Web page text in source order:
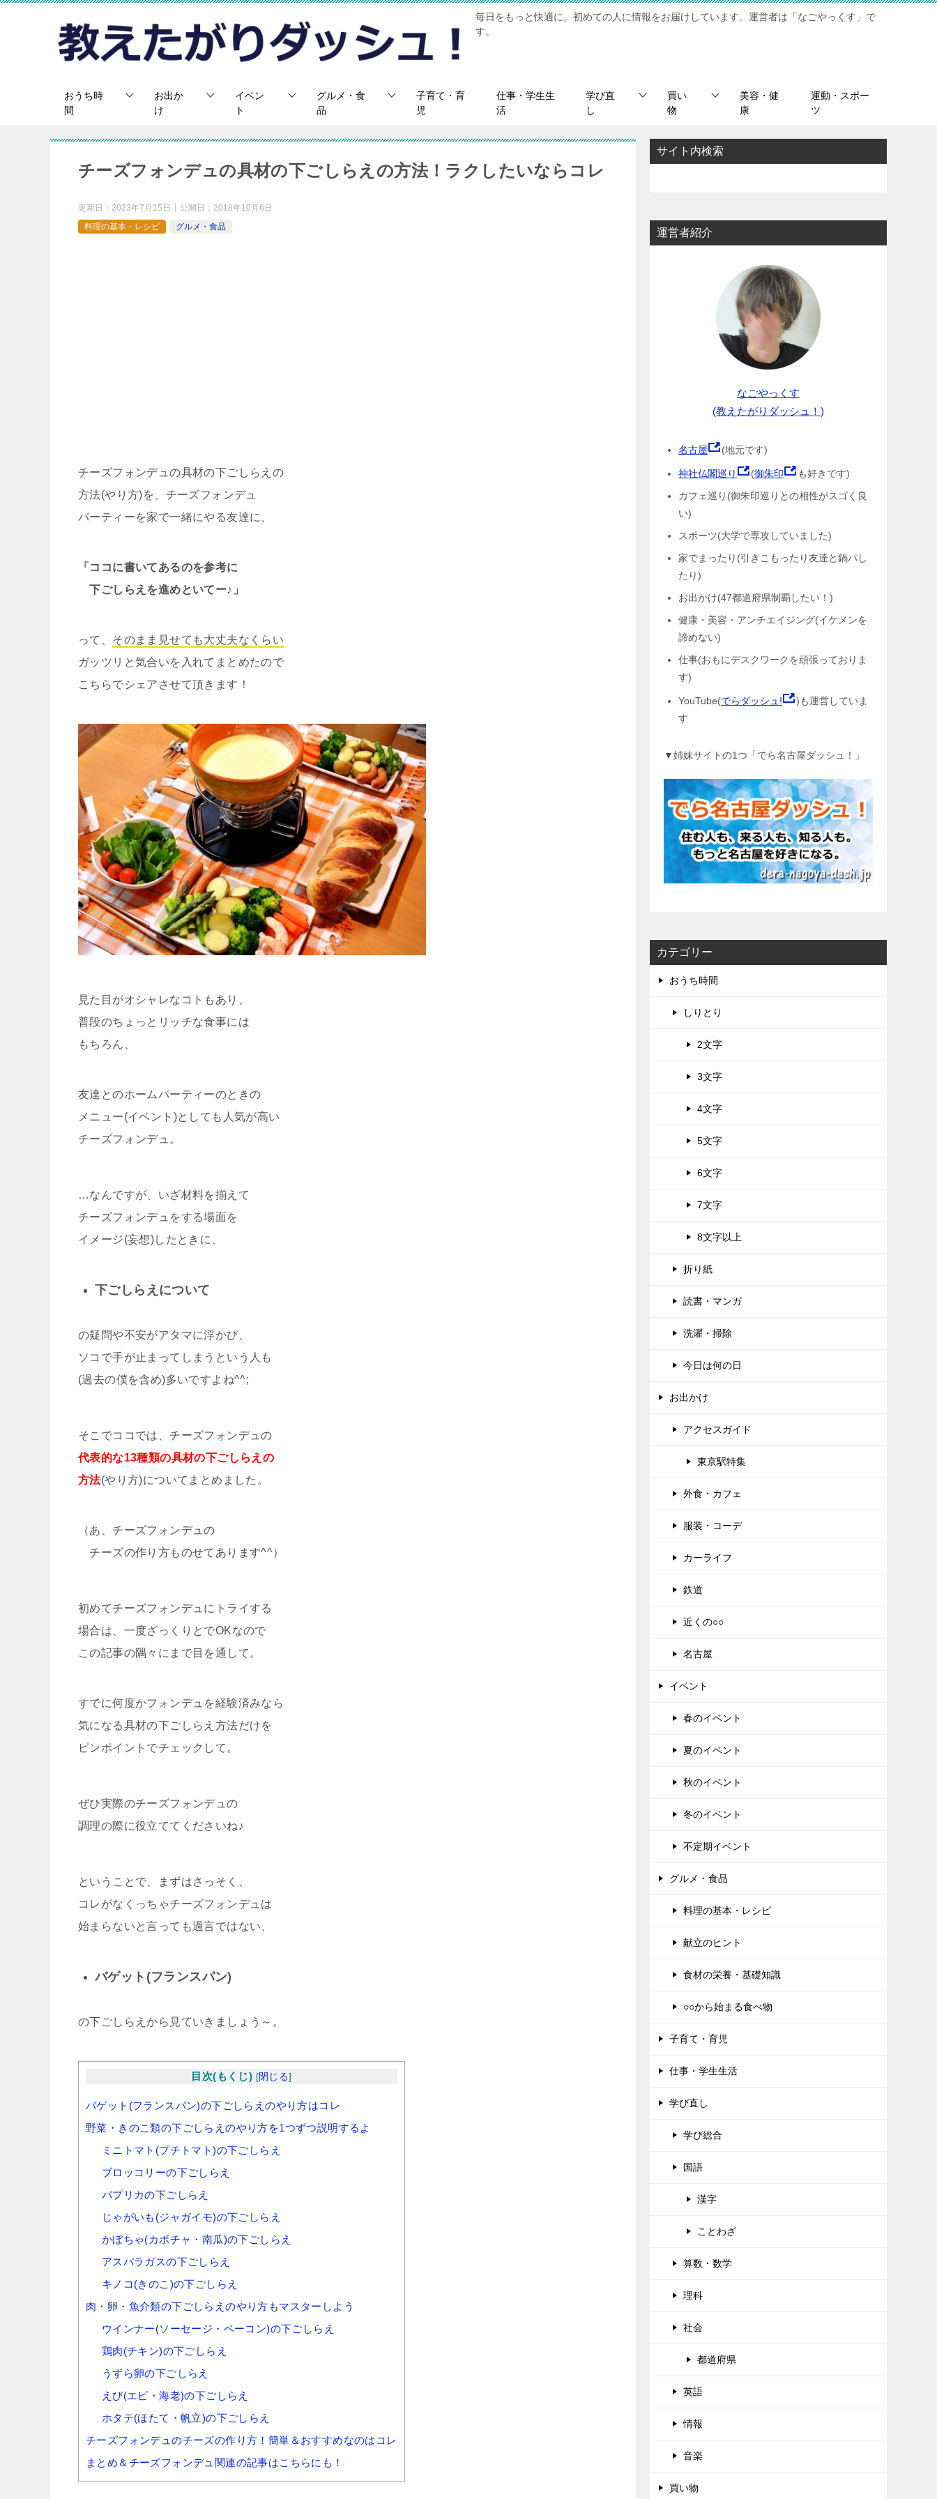
毎日をもっと快適に。初めての人に情報をお届けしています。運営者は「なごやっくす」で
す。
おうち時
間
お出か
け
イベン
ト
グルメ・食
品
子育て・育
児
仕事・学生生
活
学び直
し
買い
物
美容・健
康
運動・スポー
ツ
チーズフォンデュの具材の下ごしらえの方法！ラクしたいならコレ
更新日： 2023年7月15日 公開日： 2018年10月6日
料理の基本・レシピ
グルメ・食品
チーズフォンデュの具材の下ごしらえの
方法(やり方)を、チーズフォンデュ
パーティーを家で一緒にやる友達に、
「ココに書いてあるのを参考に
下ごしらえを進めといてー♪」
って、 そのまま見せても大丈夫なくらい
ガッツリと気合いを入れてまとめたので
こちらでシェアさせて頂きます！
見た目がオシャレなコトもあり、
普段のちょっとリッチな食事には
もちろん、
友達とのホームパーティーのときの
メニュー(イベント)としても人気が高い
チーズフォンデュ。
…なんですが、いざ材料を揃えて
チーズフォンデュをする場面を
イメージ(妄想)したときに、
下ごしらえについて
の疑問や不安がアタマに浮かび、
ソコで手が止まってしまうという人も
(過去の僕を含め)多いですよね^^;
そこでココでは、チーズフォンデュの
代表的な13種類の具材の下ごしらえの
方法(やり方)についてまとめました。
（あ、チーズフォンデュの
チーズの作り方ものせてあります^^）
初めてチーズフォンデュにトライする
場合は、一度ざっくりとでOKなので
この記事の隅々にまで目を通して。
すでに何度かフォンデュを経験済みなら
気になる具材の下ごしらえ方法だけを
ピンポイントでチェックして。
ぜひ実際のチーズフォンデュの
調理の際に役立ててくださいね♪
ということで、まずはさっそく、
コレがなくっちゃチーズフォンデュは
始まらないと言っても過言ではない、
バゲット(フランスパン)
の下ごしらえから見ていきましょう～。
目次(もくじ) [閉じる]
バゲット(フランスパン)の下ごしらえのやり方はコレ
野菜・きのこ類の下ごしらえのやり方を1つずつ説明するよ
ミニトマト(プチトマト)の下ごしらえ
ブロッコリーの下ごしらえ
パプリカの下ごしらえ
じゃがいも(ジャガイモ)の下ごしらえ
かぼちゃ(カボチャ・南瓜)の下ごしらえ
アスパラガスの下ごしらえ
キノコ(きのこ)の下ごしらえ
肉・卵・魚介類の下ごしらえのやり方もマスターしよう
ウインナー(ソーセージ・ベーコン)の下ごしらえ
鶏肉(チキン)の下ごしらえ
うずら卵の下ごしらえ
えび(エビ・海老)の下ごしらえ
ホタテ(ほたて・帆立)の下ごしらえ
チーズフォンデュのチーズの作り方！簡単＆おすすめなのはコレ
まとめ＆チーズフォンデュ関連の記事はこちらにも！
サイト内検索
運営者紹介
なごやっくす
(教えたがりダッシュ！)
名古屋 (地元です)
神社仏閣巡り (御朱印
も好きです)
カフェ巡り(御朱印巡りとの相性がスゴく良
い)
スポーツ(大学で専攻していました)
家でまったり(引きこもったり友達と鍋パし
たり)
お出かけ(47都道府県制覇したい！)
健康・美容・アンチエイジング(イケメンを
諦めない)
仕事(おもにデスクワークを頑張っておりま
す)
YouTube(でらダッシュ!
)も運営していま
す
▼姉妹サイトの1つ「でら名古屋ダッシュ！」
カテゴリー
おうち時間
しりとり
2文字
3文字
4文字
5文字
6文字
7文字
8文字以上
折り紙
読書・マンガ
洗濯・掃除
今日は何の日
お出かけ
アクセスガイド
東京駅特集
外食・カフェ
服装・コーデ
カーライフ
鉄道
近くの○○
名古屋
イベント
春のイベント
夏のイベント
秋のイベント
冬のイベント
不定期イベント
グルメ・食品
料理の基本・レシピ
献立のヒント
食材の栄養・基礎知識
○○から始まる食べ物
子育て・育児
仕事・学生生活
学び直し
学び総合
国語
漢字
ことわざ
算数・数学
理科
社会
都道府県
英語
情報
音楽
買い物